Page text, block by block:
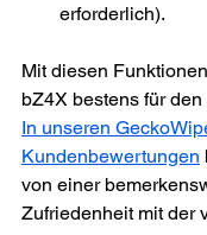
erforderlich).
Mit diesen
bZ4X bestens für
In unseren
Kundenbewertungen
von einer
Zufriedenheit mit der